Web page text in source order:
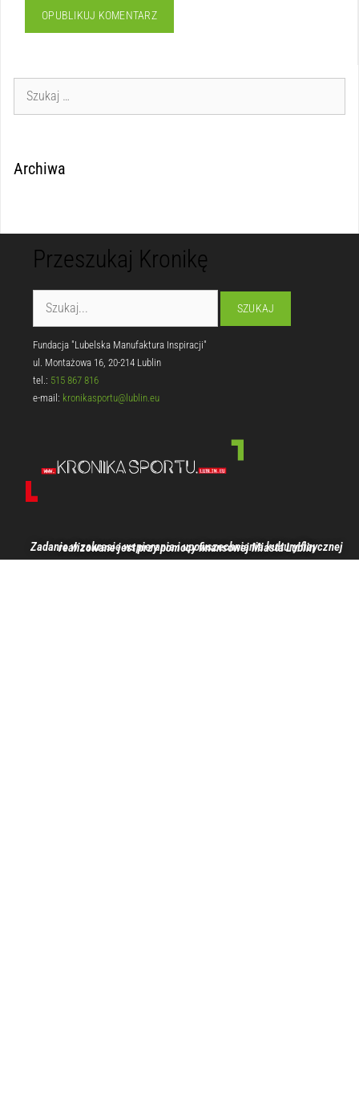
Archiwa
Przeszukaj Kronikę
Fundacja "Lubelska Manufaktura Inspiracji"
ul. Montażowa 16, 20-214 Lublin
tel.: 515 867 816
e-mail: kronikasportu@lublin.eu
Zadanie w zakresie wspierania i upowszechniania kultury fizycznej realizowane jest przy pomocy finansowej Miasta Lublin